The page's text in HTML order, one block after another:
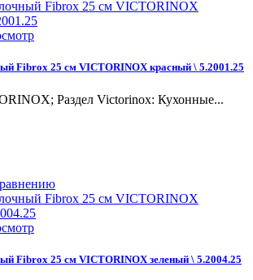
Fibrox 25 см VICTORINOX красный \ 5.2001.25
Раздел Victorinox: Кухонные...
Fibrox 25 см VICTORINOX зеленый \ 5.2004.25